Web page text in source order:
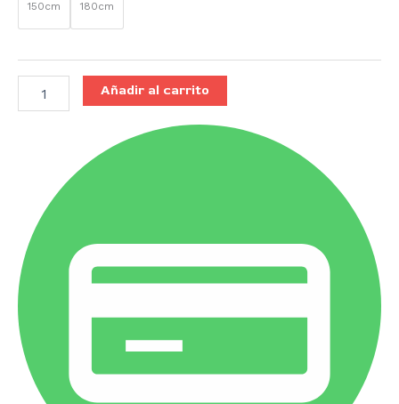
150cm 180cm
Añadir al carrito